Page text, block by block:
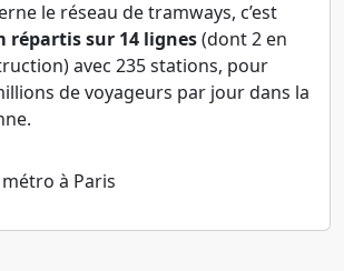
le réseau de tramways, c’est
répartis sur 14 lignes(dont 2 en
avec 235 stations, pour
de voyageurs par jour dans la